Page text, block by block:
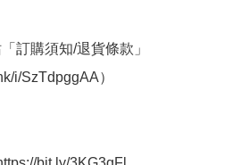
訂購須知/退貨條款」
i/SzTdpggAA）